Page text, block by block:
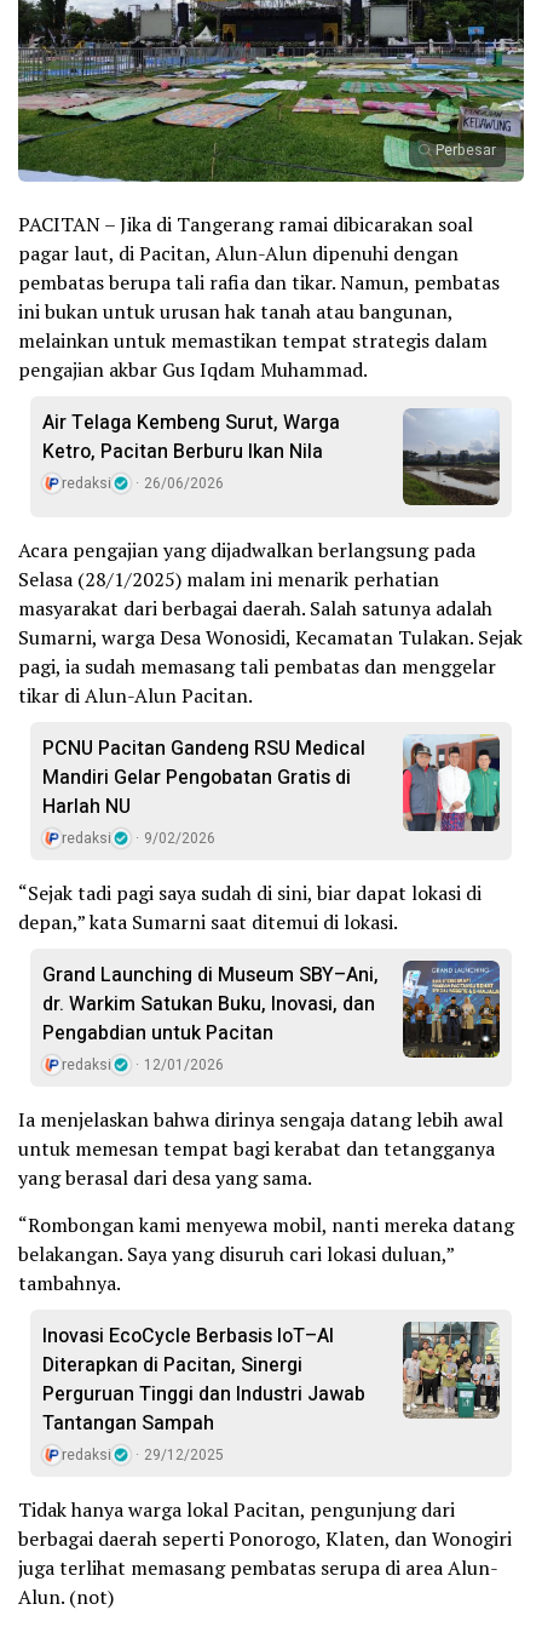
Perbesar
PACITAN – Jika di Tangerang ramai dibicarakan soal
pagar laut, di Pacitan, Alun-Alun dipenuhi dengan
pembatas berupa tali rafia dan tikar. Namun, pembatas
ini bukan untuk urusan hak tanah atau bangunan,
melainkan untuk memastikan tempat strategis dalam
pengajian akbar Gus Iqdam Muhammad.
Air Telaga Kembeng Surut, Warga
Ketro, Pacitan Berburu Ikan Nila
redaksi 26/06/2026
Acara pengajian yang dijadwalkan berlangsung pada
Selasa (28/1/2025) malam ini menarik perhatian
masyarakat dari berbagai daerah. Salah satunya adalah
Sumarni, warga Desa Wonosidi, Kecamatan Tulakan. Sejak
pagi, ia sudah memasang tali pembatas dan menggelar
tikar di Alun-Alun Pacitan.
PCNU Pacitan Gandeng RSU Medical
Mandiri Gelar Pengobatan Gratis di
Harlah NU
redaksi 9/02/2026
“Sejak tadi pagi saya sudah di sini, biar dapat lokasi di
depan,” kata Sumarni saat ditemui di lokasi.
Grand Launching di Museum SBY–Ani,
dr. Warkim Satukan Buku, Inovasi, dan
Pengabdian untuk Pacitan
redaksi 12/01/2026
Ia menjelaskan bahwa dirinya sengaja datang lebih awal
untuk memesan tempat bagi kerabat dan tetangganya
yang berasal dari desa yang sama.
“Rombongan kami menyewa mobil, nanti mereka datang
belakangan. Saya yang disuruh cari lokasi duluan,”
tambahnya.
Inovasi EcoCycle Berbasis IoT–AI
Diterapkan di Pacitan, Sinergi
Perguruan Tinggi dan Industri Jawab
Tantangan Sampah
redaksi 29/12/2025
Tidak hanya warga lokal Pacitan, pengunjung dari
berbagai daerah seperti Ponorogo, Klaten, dan Wonogiri
juga terlihat memasang pembatas serupa di area Alun-
Alun. (not)